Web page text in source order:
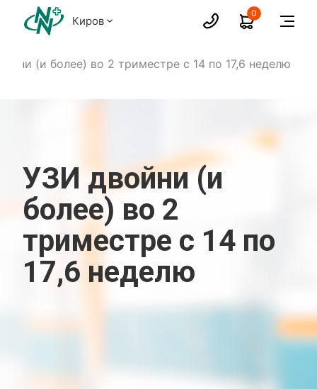
Киров
0
(и более) во 2 триместре с 14 по 17,6 неделю
УЗИ двойни (и
более) во 2
триместре с 14 по
17,6 неделю